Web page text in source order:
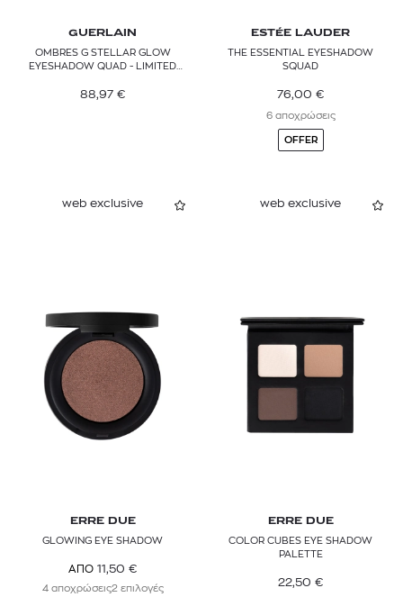
GUERLAIN
OMBRES G STELLAR GLOW
EYESHADOW QUAD - LIMITED
88,97 €
ESTÉE LAUDER
THE ESSENTIAL EYESHADOW
SQUAD
76,00 €
6 αποχρώσεις
OFFER
web exclusive
ERRE DUE
GLOWING EYE SHADOW
ΑΠΟ 11,50 €
4 αποχρώσεις2 επιλογές
web exclusive
ERRE DUE
COLOR CUBES EYE SHADOW
PALETTE
22,50 €